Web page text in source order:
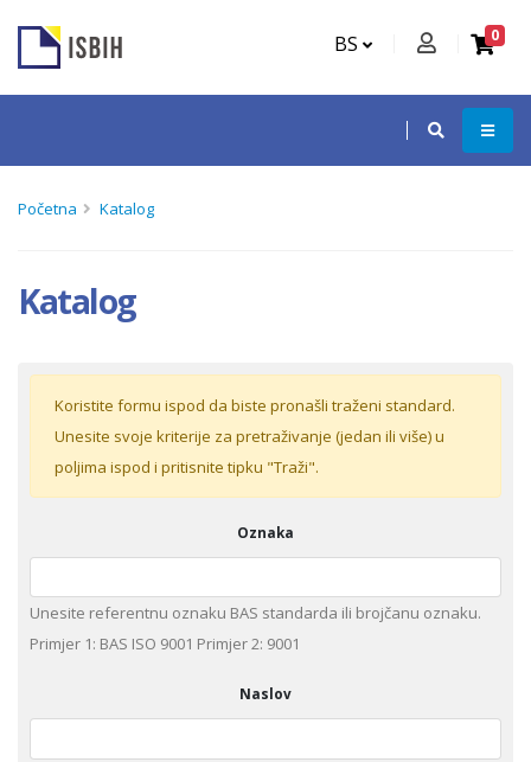
BS 0
Početna Katalog
Katalog
Koristite formu ispod da biste pronašli traženi standard.
Unesite svoje kriterije za pretraživanje (jedan ili više) u
poljima ispod i pritisnite tipku "Traži".
Oznaka
Unesite referentnu oznaku BAS standarda ili brojčanu oznaku.
Primjer 1: BAS ISO 9001 Primjer 2: 9001
Naslov